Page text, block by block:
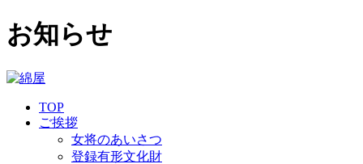
お知らせ
TOP
ご挨拶
女将のあいさつ
登録有形文化財